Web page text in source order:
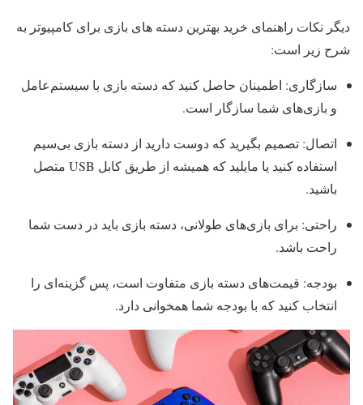
دیگر نکات راهنمای خرید بهترین دسته های بازی برای کامپیوتر به
شرح زیر است:
سازگاری: اطمینان حاصل کنید که دسته بازی با سیستم‌عامل
و بازی‌های شما سازگار است.
اتصال: تصمیم بگیرید که دوست دارید از دسته بازی بی‌سیم
استفاده کنید یا مایلید که همیشه از طریق کابل USB متصل
باشید.
راحتی: برای بازی‌های طولانی، دسته بازی باید در دست شما
راحت باشد.
بودجه: قیمت‌های دسته بازی متفاوت است، پس گزینه‌ای را
انتخاب کنید که با بودجه شما همخوانی دارد.